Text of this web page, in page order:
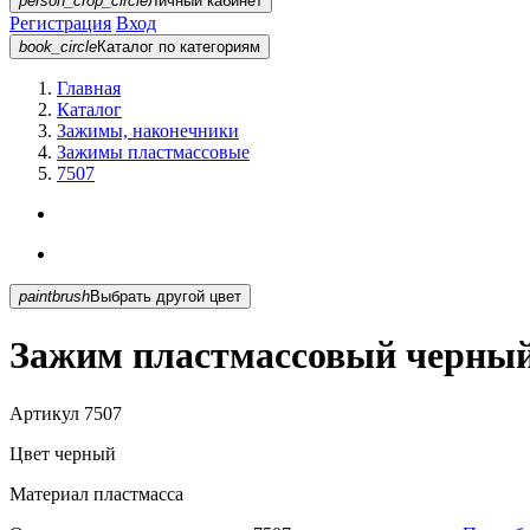
Регистрация Вход
book_circleКаталог по категориям
Главная
Каталог
Зажимы, наконечники
Зажимы пластмассовые
7507
paintbrush Выбрать другой цвет
Зажим пластмассовый
Артикул 7507
Цвет черный
Материал пластмасса